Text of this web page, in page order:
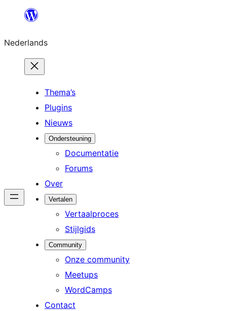
de
inhoud
Nederlands
Thema’s
Plugins
Nieuws
Ondersteuning
Documentatie
Forums
Over
Vertalen
Vertaalproces
Stijlgids
Community
Onze community
Meetups
WordCamps
Contact